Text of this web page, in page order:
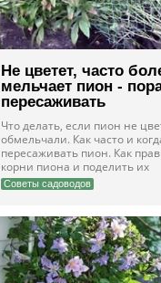
Не цветет, часто
мельчает пион -
пересаживать
Что делать, если пион не
обмельчали. Как часто и
пересаживать пион. Как
корни пиона и поделить их
Советы садоводов